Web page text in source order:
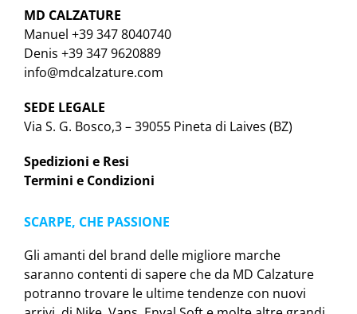
MD CALZATURE
Manuel +39 347 8040740
Denis +39 347 9620889
info@mdcalzature.com
SEDE LEGALE
Via S. G. Bosco,3 – 39055 Pineta di Laives (BZ)
Spedizioni e Resi
Termini e Condizioni
SCARPE, CHE PASSIONE
Gli amanti del brand delle migliore marche
saranno contenti di sapere che da MD Calzature
potranno trovare le ultime tendenze con nuovi